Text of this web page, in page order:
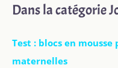
Dans la catégorie
Test : blocs en
maternelles